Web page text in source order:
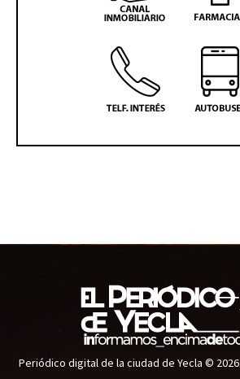
Periódico digital de la ciudad de Yecla © 2026